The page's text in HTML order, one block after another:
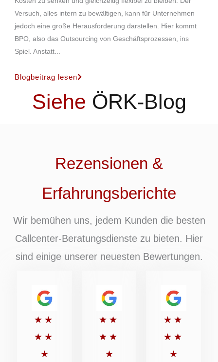
Versuch, alles intern zu bewältigen, kann für Unternehmen
jedoch eine große Herausforderung darstellen. Hier kommt
BPO, also das Outsourcing von Geschäftsprozessen, ins
Spiel. Anstatt...
Blogbeitrag lesen
Siehe ÖRK-Blog
Rezensionen &
Erfahrungsberichte
Wir bemühen uns, jedem Kunden die besten
Callcenter-Beratungsdienste zu bieten. Hier
sind einige unserer neuesten Bewertungen.
★ ★
★ ★
★
Bewertet
mit
5
★ ★
★ ★
★
Bewertet
mit
5
★ ★
★ ★
★
Bewertet
mit